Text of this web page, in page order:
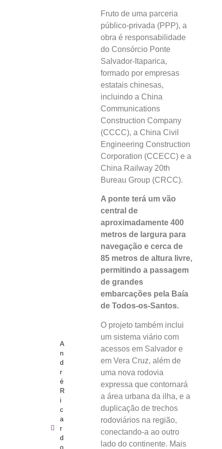
A
n
d
r
é
R
i
c
a
r
d
o
Fruto de uma parceria
público-privada (PPP), a
obra é responsabilidade
do Consórcio Ponte
Salvador-Itaparica,
formado por empresas
estatais chinesas,
incluindo a China
Communications
Construction Company
(CCCC), a China Civil
Engineering Construction
Corporation (CCECC) e a
China Railway 20th
Bureau Group (CRCC).
A ponte terá um vão
central de
aproximadamente 400
metros de largura para
navegação e cerca de
85 metros de altura livre,
permitindo a passagem
de grandes
embarcações pela Baía
de Todos-os-Santos.
O projeto também inclui
um sistema viário com
acessos em Salvador e
em Vera Cruz, além de
uma nova rodovia
expressa que contornará
a área urbana da ilha, e a
duplicação de trechos
rodoviários na região,
conectando-a ao outro
lado do continente. Mais